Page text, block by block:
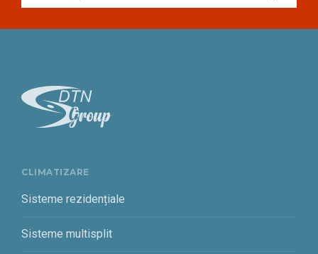
CLIMATIZARE
Sisteme rezidențiale
Sisteme multisplit